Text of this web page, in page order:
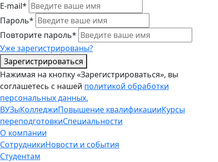
E-mail*
Пароль*
Повторите пароль*
Уже зарегистрированы?
Зарегистрироваться
Нажимая на кнопку «Зарегистрироваться», вы
соглашетесь с нашей политикой обработки
персональных данных.
ВУЗыКолледжиПовышение квалификацииКурсы
переподготовкиСпециальности
О компании
СотрудникиНовости и события
Студентам